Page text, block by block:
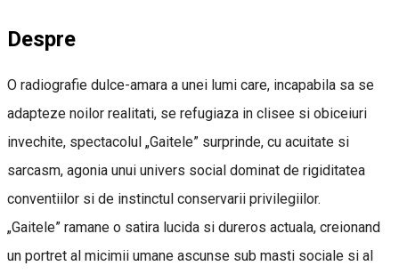
Despre
O radiografie dulce-amara a unei lumi care, incapabila sa se
adapteze noilor realitati, se refugiaza in clisee si obiceiuri
invechite, spectacolul „Gaitele” surprinde, cu acuitate si
sarcasm, agonia unui univers social dominat de rigiditatea
conventiilor si de instinctul conservarii privilegiilor.
„Gaitele” ramane o satira lucida si dureros actuala, creionand
un portret al micimii umane ascunse sub masti sociale si al